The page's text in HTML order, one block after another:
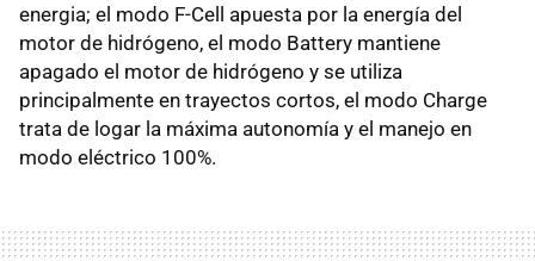
energia; el modo F-Cell apuesta por la energía del
motor de hidrógeno, el modo Battery mantiene
apagado el motor de hidrógeno y se utiliza
principalmente en trayectos cortos, el modo Charge
trata de logar la máxima autonomía y el manejo en
modo eléctrico 100%.